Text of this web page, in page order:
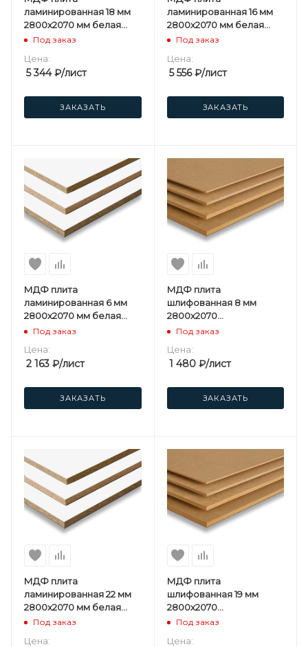
ламинированная 18 мм
2800х2070 мм белая
односторонняя
Под заказ
Цена:
5 344₽/лист
ЗАКАЗАТЬ
ламинированная 16 мм
2800х2070 мм белая
двусторонняя
Под заказ
Цена:
5 556₽/лист
ЗАКАЗАТЬ
МДФ плита
ламинированная 6 мм
2800х2070 мм белая
односторонняя
Под заказ
Цена:
2 163 ₽/лист
ЗАКАЗАТЬ
МДФ плита
шлифованная 8 мм
2800х2070
мм Kastamonu F
Под заказ
Цена:
1 480₽/лист
ЗАКАЗАТЬ
МДФ плита
ламинированная 22 мм
2800х2070 мм белая
односторонняя
Под заказ
Цена:
МДФ плита
шлифованная 19 мм
2800х2070
мм Kastamonu F
Под заказ
Цена: